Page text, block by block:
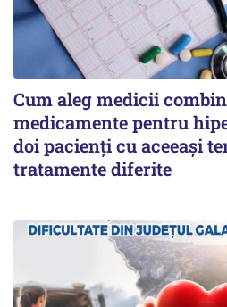
Cum aleg medicii
medicamente pentru
doi pacienți cu aceeași
tratamente diferite